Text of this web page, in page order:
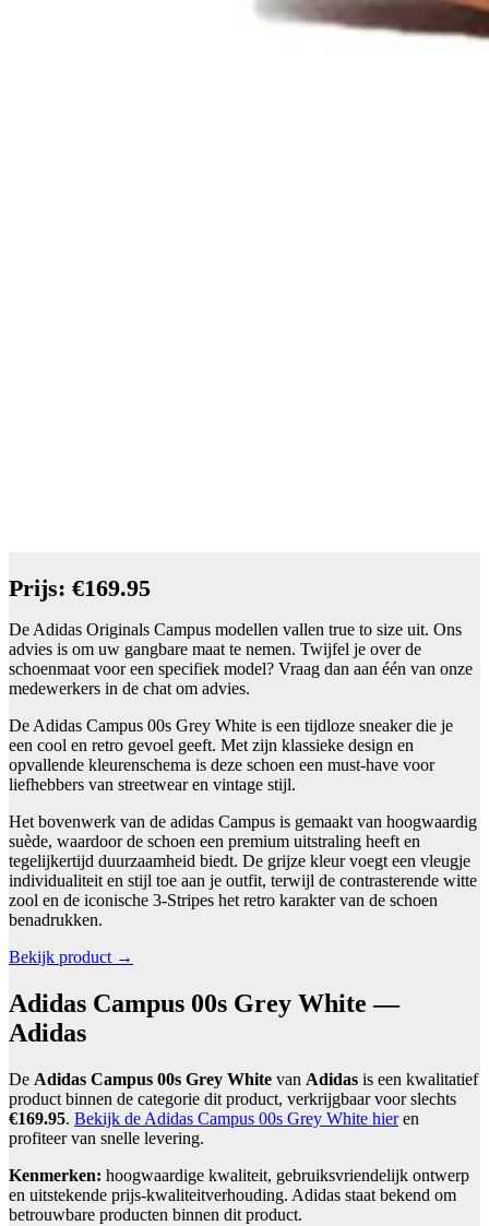
Prijs: €169.95
De Adidas Originals Campus modellen vallen true to size uit. Ons
advies is om uw gangbare maat te nemen. Twijfel je over de
schoenmaat voor een specifiek model? Vraag dan aan één van onze
medewerkers in de chat om advies.
De Adidas Campus 00s Grey White is een tijdloze sneaker die je
een cool en retro gevoel geeft. Met zijn klassieke design en
opvallende kleurenschema is deze schoen een must-have voor
liefhebbers van streetwear en vintage stijl.
Het bovenwerk van de adidas Campus is gemaakt van hoogwaardig
suède, waardoor de schoen een premium uitstraling heeft en
tegelijkertijd duurzaamheid biedt. De grijze kleur voegt een vleugje
individualiteit en stijl toe aan je outfit, terwijl de contrasterende witte
zool en de iconische 3-Stripes het retro karakter van de schoen
benadrukken.
Bekijk product →
Adidas Campus 00s Grey White —
Adidas
De Adidas Campus 00s Grey White van Adidas is een kwalitatief
product binnen de categorie dit product, verkrijgbaar voor slechts
€169.95. Bekijk de Adidas Campus 00s Grey White hieren
profiteer van snelle levering.
Kenmerken: hoogwaardige kwaliteit, gebruiksvriendelijk ontwerp
en uitstekende prijs-kwaliteitverhouding. Adidas staat bekend om
betrouwbare producten binnen dit product.